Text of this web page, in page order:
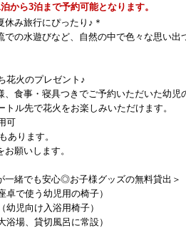
から3泊まで予約可能となります。
み旅行にぴったり♪＊
での水遊びなど、自然の中で色々な思い出
花火のプレゼント♪
食事・寝具つきでご予約いただいた幼児
ル先で花火をお楽しみいただけます。
可
ります。
願いします。
一緒でも安心◎お子様グッズの無料貸出＞
卓で使う幼児用の椅子）
幼児向け入浴用椅子）
浴場、貸切風呂に常設）